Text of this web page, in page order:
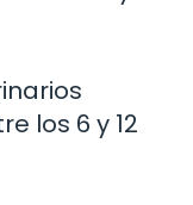
los 6 y 12